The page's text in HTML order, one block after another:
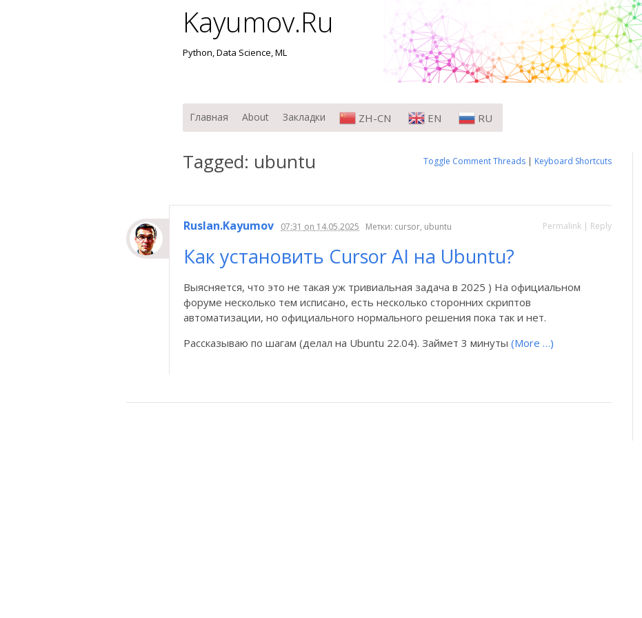
Kayumov.Ru
Python, Data Science, ML
Меню
Перейти к содержимому
Главная About Закладки ZH-CN EN RU
Tagged: ubuntu Toggle Comment Threads| Keyboard Shortcuts
Ruslan.Kayumov 07:31 on 14.05.2025 Permalink| Reply
Метки: cursor, ubuntu
Как установить Cursor AI на Ubuntu?
Выясняется, что это не такая уж тривиальная задача в 2025 ) На официальном
форуме несколько тем исписано, есть несколько сторонних скриптов
автоматизации, но официального нормального решения пока так и нет.
Рассказываю по шагам (делал на Ubuntu 22.04). Займет 3 минуты (More …)